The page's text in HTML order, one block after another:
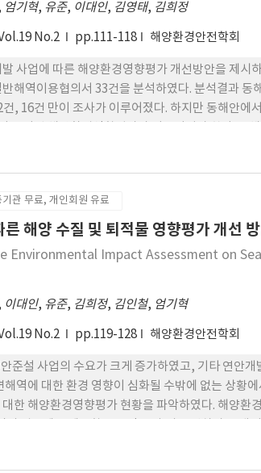
엄기혁, 유준, 이대인, 김영태, 김희정
No.2 pp.111-118 해양환경안전학회
사업에 따른 해양환경영향평가 개선방안을 제시
해역이용협의서 33건을 분석하였다. 분석결과
, 16건 만이 조사가 이루어졌다. 하지만 동해안에
해수유동을 파악하기 위해서는 해류의 영향을 고
수치모델링의 검증자료로 활용해야 한다.
관 무료, 개인회원 유료
해양 수질 및 퇴적물 영향평가 개선
Environmental Impact Assessment on
이대인, 유준, 김희정, 김인철, 엄기혁
No.2 pp.119-128 해양환경안전학회
준설 사업의 수요가 크게 증가하였고, 기타 연안
해역에 대한 환경 영향이 심화될 수밖에 없는 상황
한 해양환경영향평가 현황을 파악하였다. 해양환
석 방법이 제대로 수행되지 않았다. 또한 작성 지